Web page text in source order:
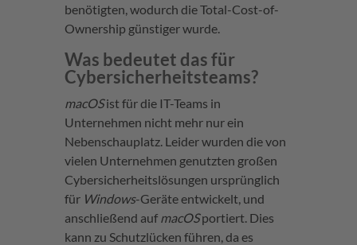
benötigten, wodurch die Total-Cost-of-
Ownership günstiger wurde.
Was bedeutet das für
Cybersicherheitsteams?
macOSist für die IT-Teams in
Unternehmen nicht mehr nur ein
Nebenschauplatz. Leider wurden die von
vielen Unternehmen genutzten großen
Cybersicherheitslösungen ursprünglich
für Windows-Geräte entwickelt, und
anschließend auf macOSportiert. Dies
kann zu Schutzlücken führen, da es